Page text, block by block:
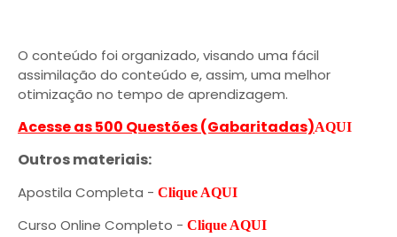
O conteúdo foi organizado, visando uma fácil
assimilação do conteúdo e, assim, uma melhor
otimização no tempo de aprendizagem.
Acesse as 500 Questões (Gabaritadas)AQUI
Outros materiais:
Apostila Completa - Clique AQUI
Curso Online Completo - Clique AQUI